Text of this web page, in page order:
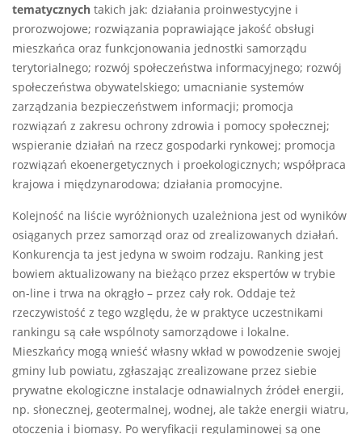
tematycznych takich jak: działania proinwestycyjne i
prorozwojowe; rozwiązania poprawiające jakość obsługi
mieszkańca oraz funkcjonowania jednostki samorządu
terytorialnego; rozwój społeczeństwa informacyjnego; rozwój
społeczeństwa obywatelskiego; umacnianie systemów
zarządzania bezpieczeństwem informacji; promocja
rozwiązań z zakresu ochrony zdrowia i pomocy społecznej;
wspieranie działań na rzecz gospodarki rynkowej; promocja
rozwiązań ekoenergetycznych i proekologicznych; współpraca
krajowa i międzynarodowa; działania promocyjne.
Kolejność na liście wyróżnionych uzależniona jest od wyników
osiąganych przez samorząd oraz od zrealizowanych działań.
Konkurencja ta jest jedyna w swoim rodzaju. Ranking jest
bowiem aktualizowany na bieżąco przez ekspertów w trybie
on-line i trwa na okrągło – przez cały rok. Oddaje też
rzeczywistość z tego względu, że w praktyce uczestnikami
rankingu są całe wspólnoty samorządowe i lokalne.
Mieszkańcy mogą wnieść własny wkład w powodzenie swojej
gminy lub powiatu, zgłaszając zrealizowane przez siebie
prywatne ekologiczne instalacje odnawialnych źródeł energii,
np. słonecznej, geotermalnej, wodnej, ale także energii wiatru,
otoczenia i biomasy. Po weryfikacji regulaminowej są one